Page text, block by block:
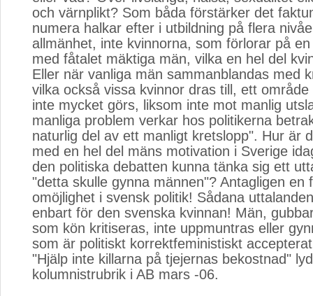
och värnplikt? Som båda förstärker det
numera halkar efter i utbildning på flera
allmänhet, inte kvinnorna, som förlorar på
med fåtalet mäktiga män, vilka en hel del
Eller när vanliga män sammanblandas med
vilka också vissa kvinnor dras till, ett
inte mycket görs, liksom inte mot manlig
manliga problem verkar hos politikerna
naturlig del av ett manligt kretslopp". Hur är
med en hel del mäns motivation i Sverige
den politiska debatten kunna tänka sig ett
"detta skulle gynna männen"? Antagligen en
omöjlighet i svensk politik! Sådana
enbart för den svenska kvinnan! Män,
som kön kritiseras, inte uppmuntras eller
som är politiskt korrektfeministiskt
"Hjälp inte killarna på tjejernas bekostnad"
kolumnistrubrik i AB mars -06.